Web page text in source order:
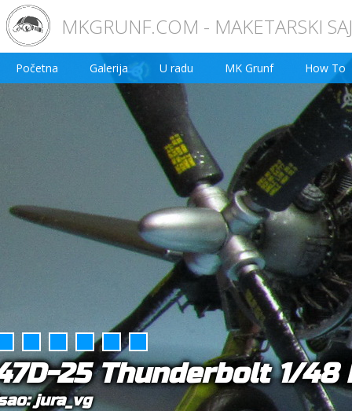
MKGRUNF.COM - MAKETARSKI
Početna Galerija U radu MK Grunf How To
25 Thunderbolt 1/48
jura_vg